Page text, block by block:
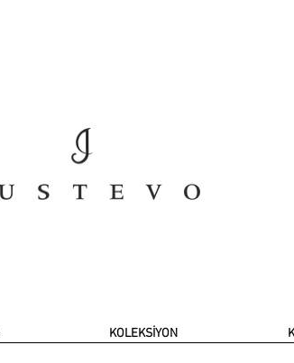
KOLEKSİYON